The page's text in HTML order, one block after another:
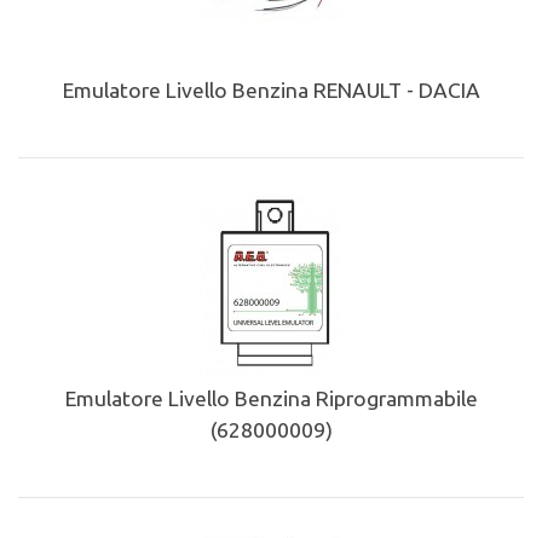
Emulatore Livello Benzina RENAULT - DACIA
Emulatore Livello Benzina Riprogrammabile
(628000009)